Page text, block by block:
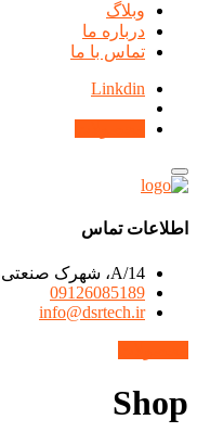
وبلاگ
درباره ما
تماس با ما
Linkdin
اطلاعات تماس
14/A، شهرک صنعتی، تهران
09126085189
info@dsrtech.ir
Shop